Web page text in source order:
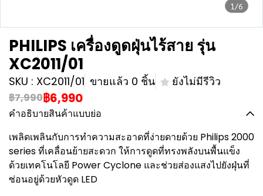
1/6
PHILIPS เครื่องดูดฝุ่นไร้สาย รุ่น
XC2011/01
SKU : XC2011/01 ขายแล้ว 0 ชิ้น ยังไม่มีรีวิว
฿7,990฿6,990
คำอธิบายสินค้าแบบย่อ
เพลิดเพลินกับการทำความสะอาดที่ง่ายดายด้วย Philips 2000
series ที่เคลื่อนย้ายสะดวก ให้การดูดที่ทรงพลังบนพื้นแข็ง
ด้วยเทคโนโลยี Power Cyclone และช่วยส่องแสงไปยังฝุ่นที่
ซ่อนอยู่ด้วยหัวดูด LED